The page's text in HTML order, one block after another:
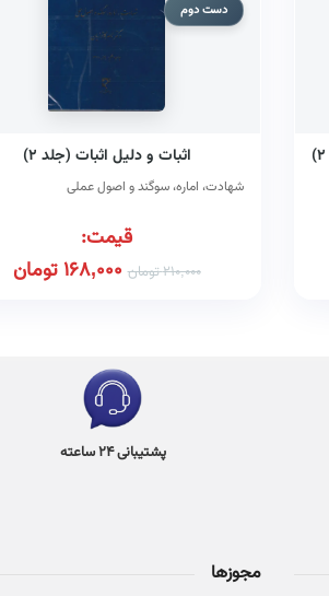
دست دوم
اثبات و دلیل اثبات (جلد ۲)
شهادت، اماره، سوگند و اصول عملی
قیمت:
210,000تومان 168,000تومان
پشتیبانی 24 ساعته
مجوزها